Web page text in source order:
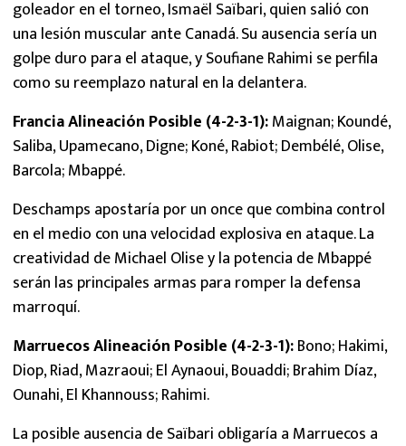
goleador en el torneo, Ismaël Saïbari, quien salió con
una lesión muscular ante Canadá. Su ausencia sería un
golpe duro para el ataque, y Soufiane Rahimi se perfila
como su reemplazo natural en la delantera.
Francia Alineación Posible (4-2-3-1):Maignan; Koundé,
Saliba, Upamecano, Digne; Koné, Rabiot; Dembélé, Olise,
Barcola; Mbappé.
Deschamps apostaría por un once que combina control
en el medio con una velocidad explosiva en ataque. La
creatividad de Michael Olise y la potencia de Mbappé
serán las principales armas para romper la defensa
marroquí.
Marruecos Alineación Posible (4-2-3-1):Bono; Hakimi,
Diop, Riad, Mazraoui; El Aynaoui, Bouaddi; Brahim Díaz,
Ounahi, El Khannouss; Rahimi.
La posible ausencia de Saïbari obligaría a Marruecos a